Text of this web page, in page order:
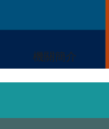
機關簡介